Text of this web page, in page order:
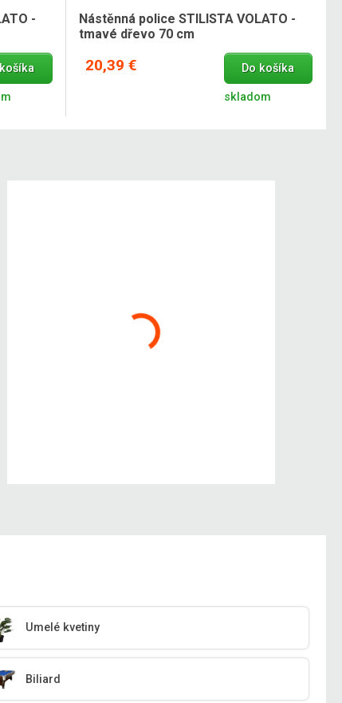
-
Nástěnná police STILISTA VOLATO -
tmavé dřevo 70 cm
20,39 € Do košíka
skladom
Umelé kvetiny
Biliard